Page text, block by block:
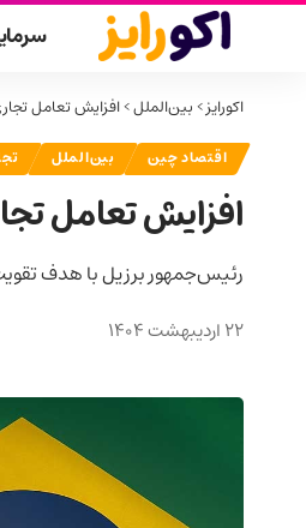
اکورایز>بین‌الملل>افزایش تعامل
اقتصاد چین بین‌الملل
افزایش تعامل
رئیس‌جمهور برزیل با هدف
22 اردیبهشت 1404